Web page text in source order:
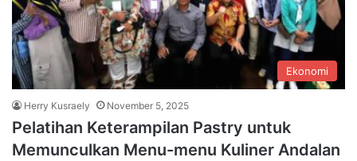
Ekonomi
Herry Kusraely November 5, 2025
Pelatihan Keterampilan Pastry untuk
Memunculkan Menu-menu Kuliner Andalan